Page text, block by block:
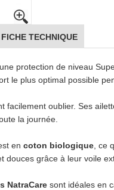
FICHE TECHNIQUE
protection de niveau
le plus optimal possible
facilement oublier. Ses
la journée.
en coton biologique , ce
grâce à leur voile
NatraCare sont idéales en